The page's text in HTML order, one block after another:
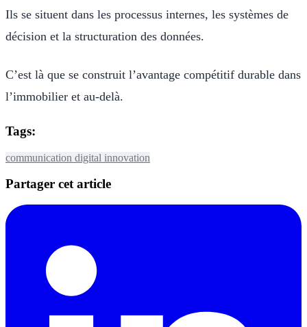
Ils se situent dans les processus internes, les systèmes de
décision et la structuration des données.
C’est là que se construit l’avantage compétitif durable dans
l’immobilier et au-delà.
Tags:
communication digital innovation
Partager cet article